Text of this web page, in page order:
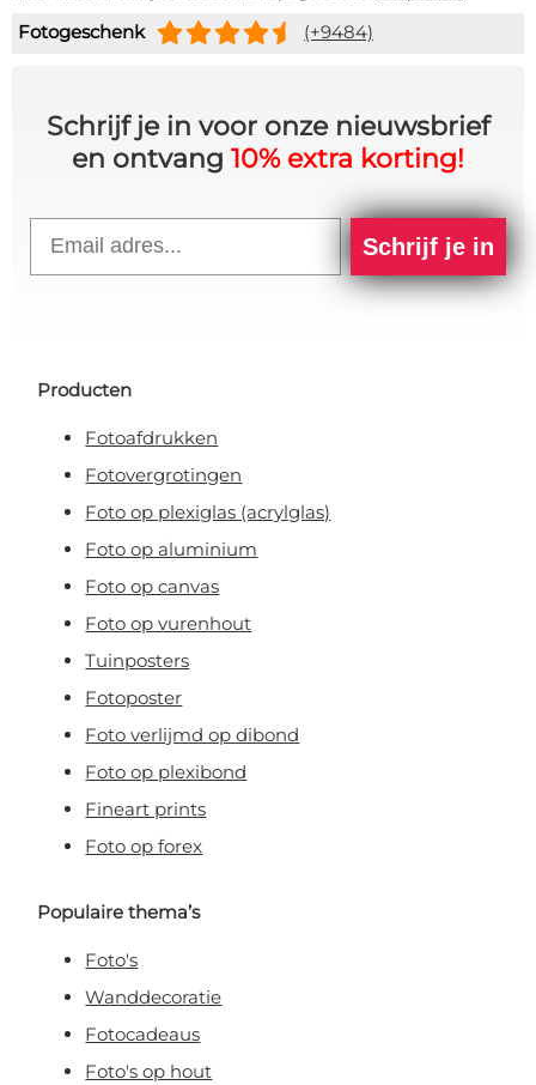
Fotogeschenk (+9484)
Schrijf je in voor onze nieuwsbrief
en ontvang 10% extra korting!
Schrijf je in
Producten
Fotoafdrukken
Fotovergrotingen
Foto op plexiglas (acrylglas)
Foto op aluminium
Foto op canvas
Foto op vurenhout
Tuinposters
Fotoposter
Foto verlijmd op dibond
Foto op plexibond
Fineart prints
Foto op forex
Populaire thema’s
Foto's
Wanddecoratie
Fotocadeaus
Foto's op hout